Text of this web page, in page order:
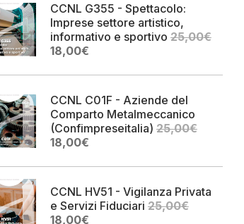
25,00€.
CCNL G355 - Spettacolo:
Imprese settore artistico,
informativo e sportivo 25,00€
Il
originale
25,00€.
18,00€Il
attuale
18,00€.
CCNL C01F - Aziende del
Comparto Metalmeccanico
(Confimpreseitalia) 25,00€
Il
originale
25,00€.
18,00€Il
attuale
18,00€.
CCNL HV51 - Vigilanza Privata
e Servizi Fiduciari 25,00€
Il
18,00€Il